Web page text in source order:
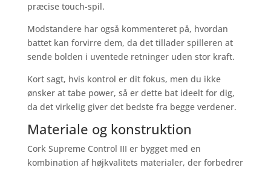
præcise touch-spil.
Modstandere har også kommenteret på, hvordan
battet kan forvirre dem, da det tillader spilleren at
sende bolden i uventede retninger uden stor kraft.
Kort sagt, hvis kontrol er dit fokus, men du ikke
ønsker at tabe power, så er dette bat ideelt for dig,
da det virkelig giver det bedste fra begge verdener.
Materiale og konstruktion
Cork Supreme Control III er bygget med en
kombination af højkvalitets materialer, der forbedrer